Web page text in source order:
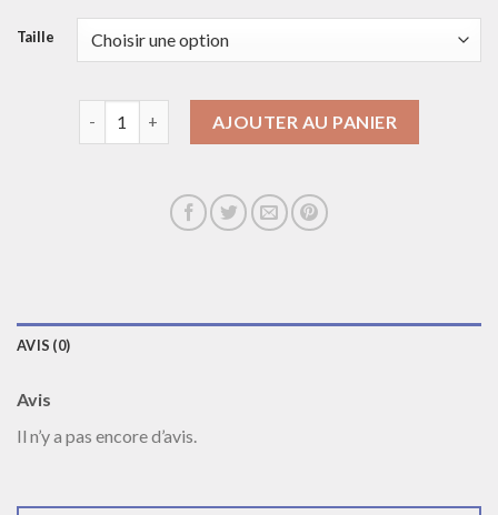
Taille
AJOUTER AU PANIER
AVIS (0)
Avis
Il n’y a pas encore d’avis.